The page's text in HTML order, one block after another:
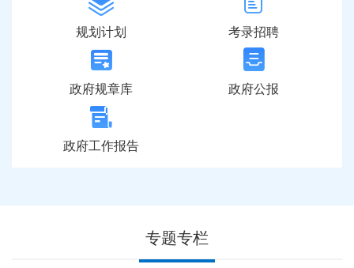
规划计划 考录招聘
政府规章库 政府公报
政府工作报告
专题专栏